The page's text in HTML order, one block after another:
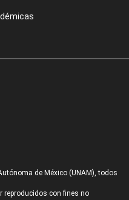
de México (UNAM), todos
reproducidos con fines no